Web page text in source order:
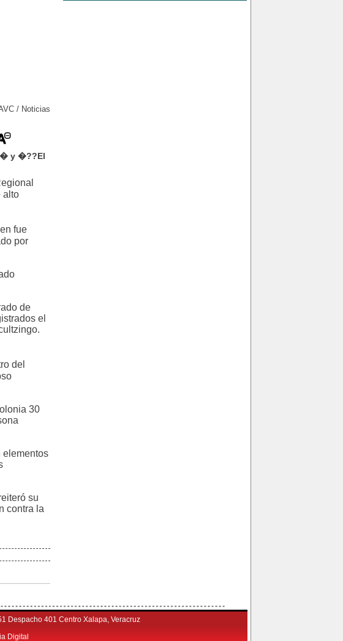
/ Noticias
y �??El
alto
fue
por
de
el
del
30
elementos
su
contra la
Despacho 401 Centro Xalapa, Veracruz
Digital